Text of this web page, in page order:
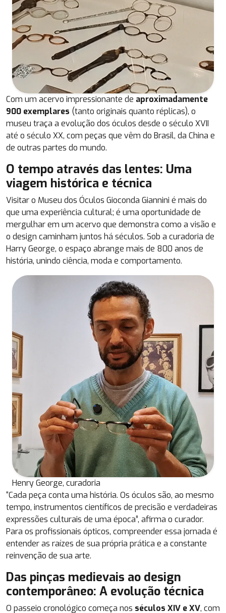
Com um acervo impressionante de aproximadamente
900 exemplares (tanto originais quanto réplicas), o
museu traça a evolução dos óculos desde o século XVII
até o século XX, com peças que vêm do Brasil, da China e
de outras partes do mundo.
O tempo através das lentes: Uma
viagem histórica e técnica
Visitar o Museu dos Óculos Gioconda Giannini é mais do
que uma experiência cultural; é uma oportunidade de
mergulhar em um acervo que demonstra como a visão e
o design caminham juntos há séculos. Sob a curadoria de
Harry George, o espaço abrange mais de 800 anos de
história, unindo ciência, moda e comportamento.
Henry George, curadoria
“Cada peça conta uma história. Os óculos são, ao mesmo
tempo, instrumentos científicos de precisão e verdadeiras
expressões culturais de uma época”, afirma o curador.
Para os profissionais ópticos, compreender essa jornada é
entender as raízes de sua própria prática e a constante
reinvenção de sua arte.
Das pinças medievais ao design
contemporâneo: A evolução técnica
O passeio cronológico começa nos séculos XIV e XV, com